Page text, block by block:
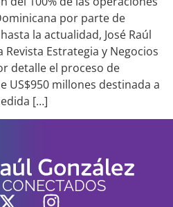
por parte de
la actualidad, José Raúl
Estrategia y Negocios
detalle el proceso de
US$950 millones destinada a
[…]